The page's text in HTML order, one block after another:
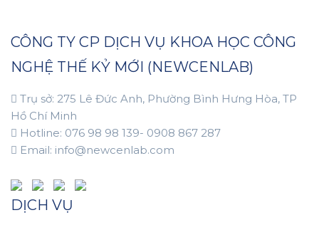
CÔNG TY CP DỊCH VỤ KHOA HỌC CÔNG
NGHỆ THẾ KỶ MỚI (NEWCENLAB)
Trụ sở: 275 Lê Đức Anh, Phường Bình Hưng Hòa, TP
Hồ Chí Minh
Hotline: 076 98 98 139- 0908 867 287
Email: info@newcenlab.com
DỊCH VỤ